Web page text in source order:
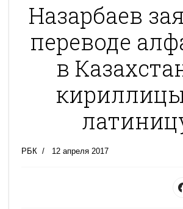
Назарбаев
переводе
в
РБК 12 апреля 2017